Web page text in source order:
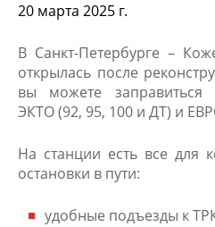
20 марта 2025 г.
В Санкт-Петербурге –
открылась после
вы можете
ЭКТО (92, 95, 100 и ДТ) и
На станции есть все для
остановки в пути:
удобные подъезды к